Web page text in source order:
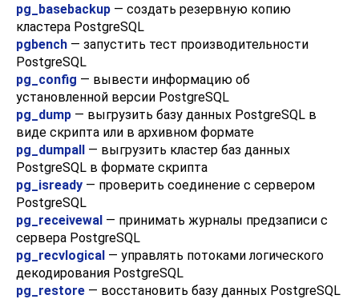
pg_basebackup — создать резервную копию
кластера PostgreSQL
pgbench — запустить тест производительности
PostgreSQL
pg_config — вывести информацию об
установленной версии PostgreSQL
pg_dump — выгрузить базу данных PostgreSQL в
виде скрипта или в архивном формате
pg_dumpall — выгрузить кластер баз данных
PostgreSQL в формате скрипта
pg_isready — проверить соединение с сервером
PostgreSQL
pg_receivewal — принимать журналы предзаписи с
сервера PostgreSQL
pg_recvlogical — управлять потоками логического
декодирования PostgreSQL
pg_restore — восстановить базу данных PostgreSQL